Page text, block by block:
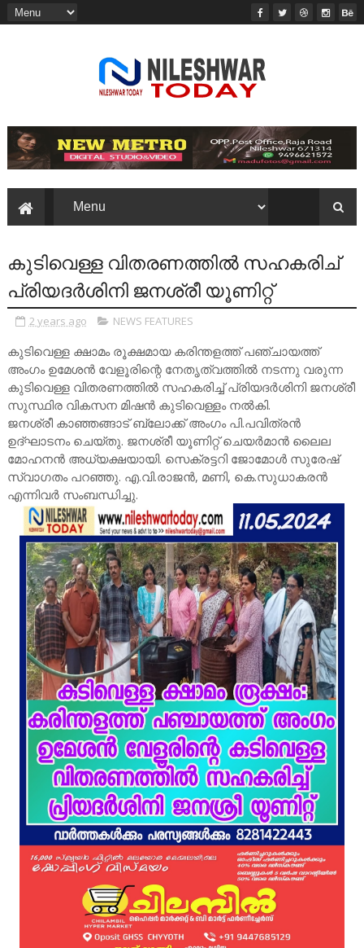
കുടിവെള്ള വിതരണത്തിൽ സഹകരിച്
പ്രിയദർശിനി ജനശ്രീ യൂണിറ്റ്
2 years ago NEWS FEATURES
കുടിവെള്ള ക്ഷാമം രൂക്ഷമായ കരിന്തളത്ത് പഞ്ചായത്ത്
അംഗം ഉമേശൻ വേളൂരിന്റെ നേതൃത്വത്തിൽ നടന്നു വരുന്ന
കുടിവെള്ള വിതരണത്തിൽ സഹകരിച്ച് പ്രിയദർശിനി ജനശ്രീ
സുസ്ഥിര വികസന മിഷൻ കുടിവെള്ളം നൽകി.
ജനശ്രീ കാഞ്ഞങ്ങാട് ബ്ലോക്ക് അംഗം പി.പവിത്രൻ
ഉദ്ഘാടനം ചെയ്തു. ജനശ്രീ യൂണിറ്റ് ചെയർമാൻ ലൈല
മോഹനൻ അധ്യക്ഷയായി. സെക്രട്ടറി ജോമോൾ സുരേഷ്
സ്വാഗതം പറഞ്ഞു. എ.വി.രാജൻ, മണി, കെ.സുധാകരൻ
എന്നിവർ സംബന്ധിച്ചു.